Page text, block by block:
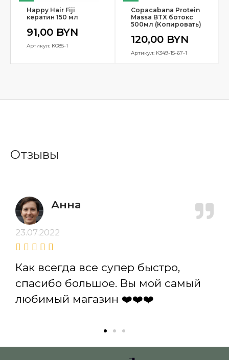
Happy Hair Fiji
кератин 150 мл
91,00 BYN
Артикул: K085-1
Copacabana Protein
Massa BTX ботокс
500мл (Копировать)
120,00 BYN
Артикул: K349-15-67-1
Отзывы
Анна
23.07.2022
Как всегда все супер быстро,
спасибо большое. Вы мой самый
любимый магазин ❤️❤️❤️